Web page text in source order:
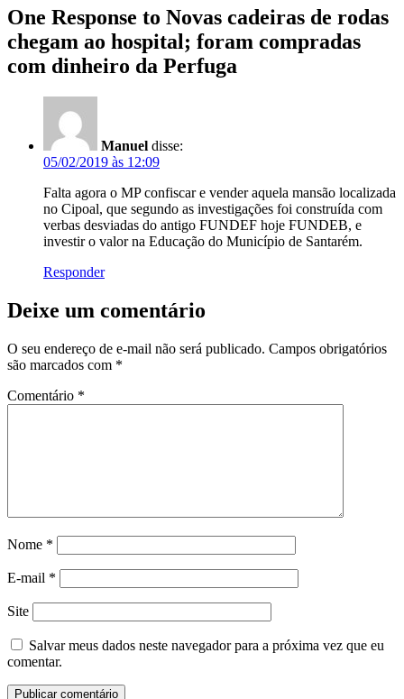
One Response to Novas cadeiras de rodas
chegam ao hospital; foram compradas
com dinheiro da Perfuga
Manuel disse:
05/02/2019 às 12:09
Falta agora o MP confiscar e vender aquela mansão localizada
no Cipoal, que segundo as investigações foi construída com
verbas desviadas do antigo FUNDEF hoje FUNDEB, e
investir o valor na Educação do Município de Santarém.
Responder
Deixe um comentário
O seu endereço de e-mail não será publicado. Campos obrigatórios
são marcados com *
Comentário *
Nome *
E-mail *
Site
Salvar meus dados neste navegador para a próxima vez que eu
comentar.